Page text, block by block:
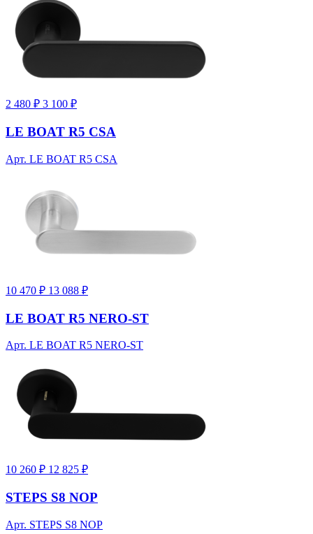
2 480 ₽ 3 100 ₽
LE BOAT R5 CSA
Арт. LE BOAT R5 CSA
10 470 ₽ 13 088 ₽
LE BOAT R5 NERO-ST
Арт. LE BOAT R5 NERO-ST
10 260 ₽ 12 825 ₽
STEPS S8 NOP
Арт. STEPS S8 NOP